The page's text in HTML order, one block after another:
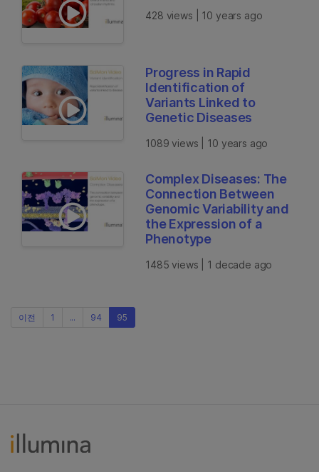
428 views | 10 years ago
Progress in Rapid
Identification of
Variants Linked to
Genetic Diseases
1089 views | 10 years ago
Complex Diseases: The
Connection Between
Genomic Variability and
the Expression of a
Phenotype
1485 views | 1 decade ago
이전 1 ... 94 95